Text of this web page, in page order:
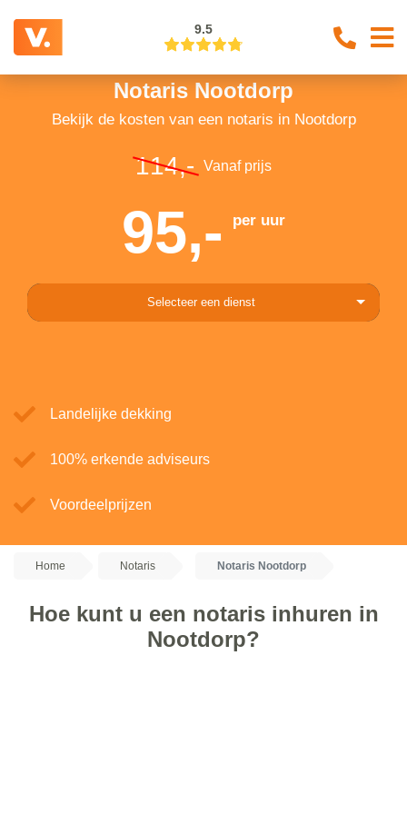
9.5
Notaris Nootdorp
Bekijk de kosten van een notaris in Nootdorp
114,- Vanaf prijs
95,- per uur
Selecteer een dienst
Landelijke dekking
100% erkende adviseurs
Voordeelprijzen
Home Notaris Notaris Nootdorp
Hoe kunt u een notaris inhuren in
Nootdorp?